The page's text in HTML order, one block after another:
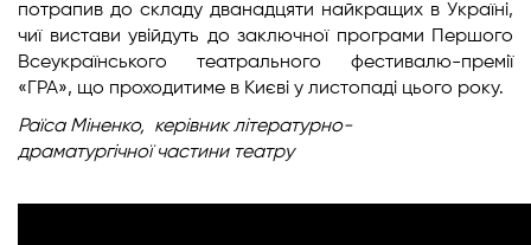
потрапив до складу дванадцяти найкращих в Україні,
чиї вистави увійдуть до заключної програми Першого
Всеукраїнського театрального фестивалю-премії
«ГРА», що проходитиме в Києві у листопаді цього року.
Раїса Міненко, керівник літературно-
драматургічноїчастини театру